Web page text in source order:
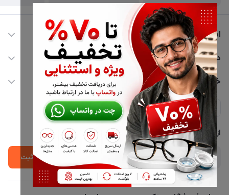
اطلاعات تماس
02177116909
info@civiliha.com
ارسال فوری در تهران + ارسال به سراسر کشور
دسترسی سریع
حساب کاربری
مجله فروشگاه
لیست محصولات
درباره ما
خدمات مشتریان
حریم خصوصی
پشتیبانی واتساپ 09397003162
از جدید‌ترین تخفیف‌ها با‌ خبر شوید
ثبت